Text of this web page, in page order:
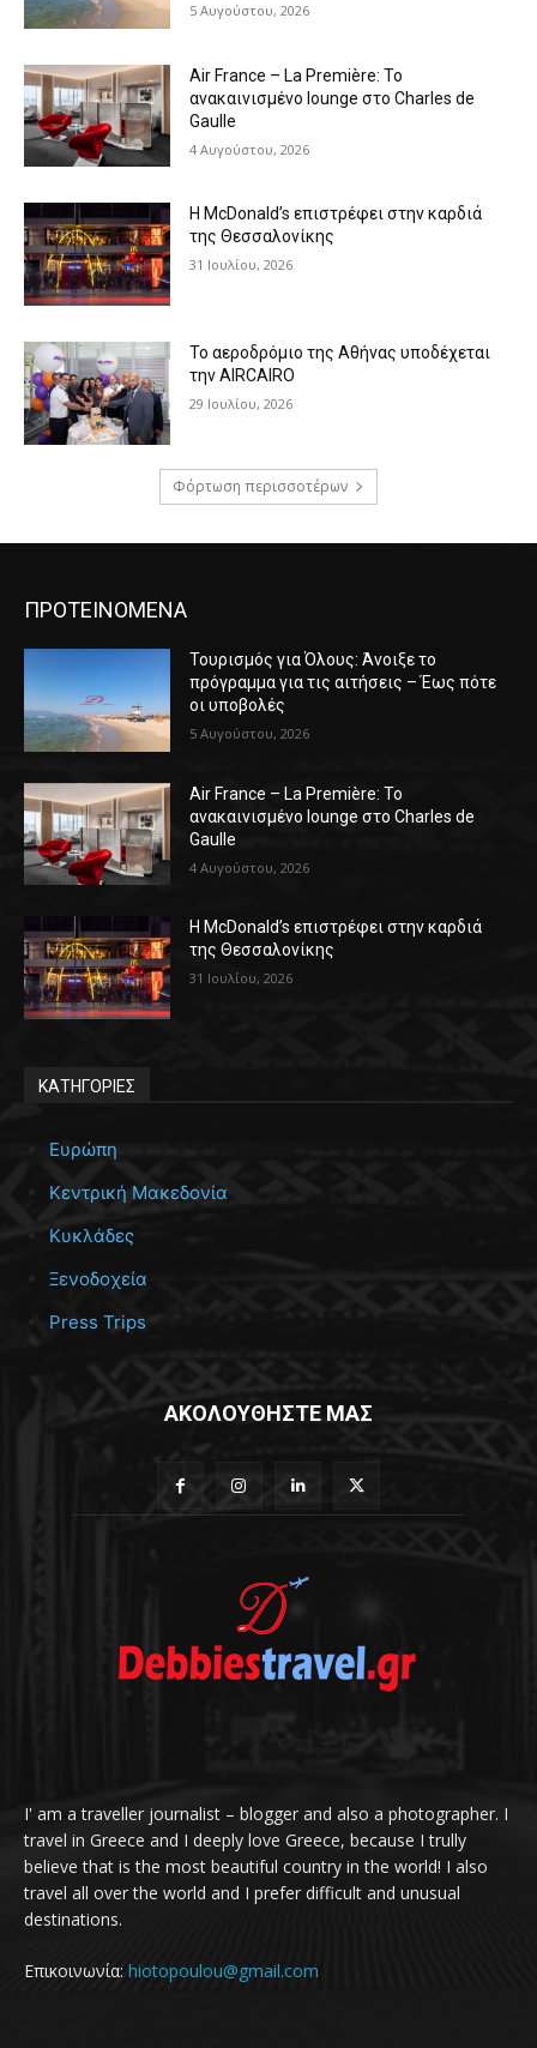
5 Αυγούστου, 2026
Air France – La Première: Το
ανακαινισμένο lounge στο Charles de
Gaulle
4 Αυγούστου, 2026
Η McDonald’s επιστρέφει στην καρδιά
της Θεσσαλονίκης
31 Ιουλίου, 2026
Το αεροδρόμιο της Αθήνας υποδέχεται
την AIRCAIRO
29 Ιουλίου, 2026
Φόρτωση περισσοτέρων
ΠΡΟΤΕΙΝΟΜΕΝΑ
Τουρισμός για Όλους: Άνοιξε το
πρόγραμμα για τις αιτήσεις – Έως πότε
οι υποβολές
5 Αυγούστου, 2026
Air France – La Première: Το
ανακαινισμένο lounge στο Charles de
Gaulle
4 Αυγούστου, 2026
Η McDonald’s επιστρέφει στην καρδιά
της Θεσσαλονίκης
31 Ιουλίου, 2026
ΚΑΤΗΓΟΡΙΕΣ
Ευρώπη
Κεντρική Μακεδονία
Κυκλάδες
Ξενοδοχεία
Press Trips
ΑΚΟΛΟΥΘΗΣΤΕ ΜΑΣ
I' am a traveller journalist – blogger and also a photographer. I
travel in Greece and I deeply love Greece, because I trully
believe that is the most beautiful country in the world! I also
travel all over the world and I prefer difficult and unusual
destinations.
Επικοινωνία: hiotopoulou@gmail.com